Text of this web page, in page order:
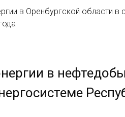
в Оренбургской области в
в